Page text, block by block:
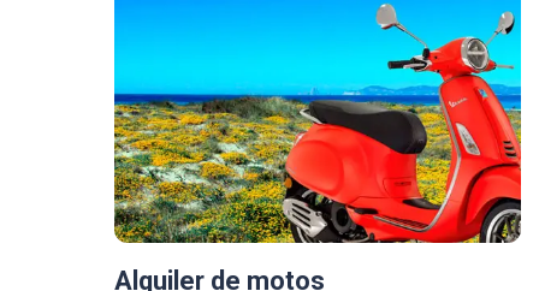
Alquiler de motos